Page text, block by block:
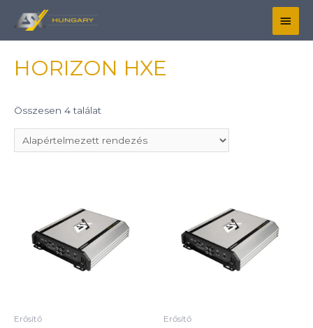
HORIZON HXE
Összesen 4 találat
Erősítő Erősítő